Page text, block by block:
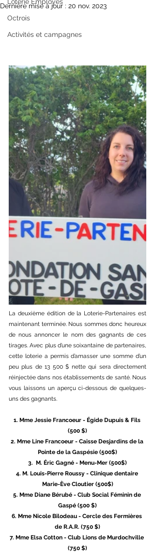
Octrois
Activités et campagnes
Dernière mise à jour : 20 nov. 2023
La deuxième édition de la Loterie-Partenaires est
maintenant terminée. Nous sommes donc heureux
de nous annoncer le nom des gagnants de ces
tirages. Avec plus d’une soixantaine de partenaires,
cette loterie a permis d’amasser une somme d’un
peu plus de 13 500 $ nette qui sera directement
réinjectée dans nos établissements de santé. Nous
vous laissons un aperçu ci-dessous de quelques-
uns des gagnants.
1. Mme Jessie Francoeur - Égide Dupuis & Fils
(500 $)
2. Mme Line Francoeur - Caisse Desjardins de la
Pointe de la Gaspésie (500$)
3.  M. Éric Gagné - Menu-Mer (500$)
4. M. Louis-Pierre Roussy - Clinique dentaire
Marie-Ève Cloutier (500$)
5. Mme Diane Bérubé - Club Social Féminin de
Gaspé (500 $)
6. Mme Nicole Bilodeau - Cercle des Fermières
de R.A.R. (750 $)
7. Mme Elsa Cotton - Club Lions de Murdochville
(750 $)